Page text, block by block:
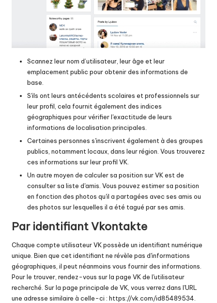
Scannez leur nom d’utilisateur, leur âge et leur
emplacement public pour obtenir des informations de
base.
S'ils ont leurs antécédents scolaires et professionnels sur
leur profil, cela fournit également des indices
géographiques pour vérifier l'exactitude de leurs
informations de localisation principales.
Certaines personnes s'inscrivent également à des groupes
publics, notamment locaux, dans leur région. Vous trouverez
ces informations sur leur profil VK.
Un autre moyen de calculer sa position sur VK est de
consulter sa liste d'amis. Vous pouvez estimer sa position
en fonction des photos qu'il a partagées avec ses amis ou
des photos sur lesquelles il a été tagué par ses amis.
Par identifiant Vkontakte
Chaque compte utilisateur VK possède un identifiant numérique
unique. Bien que cet identifiant ne révèle pas d'informations
géographiques, il peut néanmoins vous fournir des informations.
Pour le trouver, rendez-vous sur la page VK de l'utilisateur
recherché. Sur la page principale de VK, vous verrez dans l'URL
une adresse similaire à celle-ci : https://vk.com/id85489534.